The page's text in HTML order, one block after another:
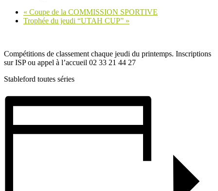
« Coupe de la COMMISSION SPORTIVE
Trophée du jeudi “UTAH CUP” »
Compétitions de classement chaque jeudi du printemps. Inscriptions
sur ISP ou appel à l’accueil 02 33 21 44 27
Stableford toutes séries